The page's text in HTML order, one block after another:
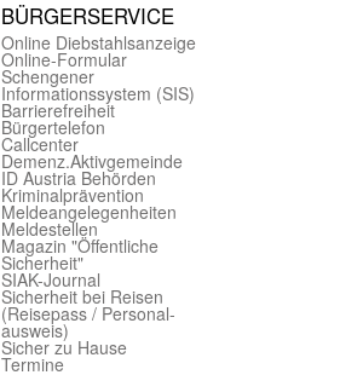
BÜRGER­SERVICE
Online Diebstahls­anzeige
Online-Formular
Schengener
Informationssystem (SIS)
Barriere­freiheit
Bürger­telefon
Call­center
Demenz.Aktiv­gemeinde
ID Austria Behörden
Kriminal­prävention
Melde­an­ge­le­gen­heiten
Meld­estellen
Magazin "Öffentliche
Sicherheit"
SIAK-Journal
Sicherheit bei Reisen
(Reise­pass / Personal­
ausweis)
Sicher zu Hause
Termine